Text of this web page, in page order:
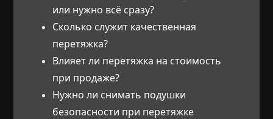
или нужно всё сразу?
Сколько служит качественная
перетяжка?
Влияет ли перетяжка на стоимость
при продаже?
Нужно ли снимать подушки
безопасности при перетяжке